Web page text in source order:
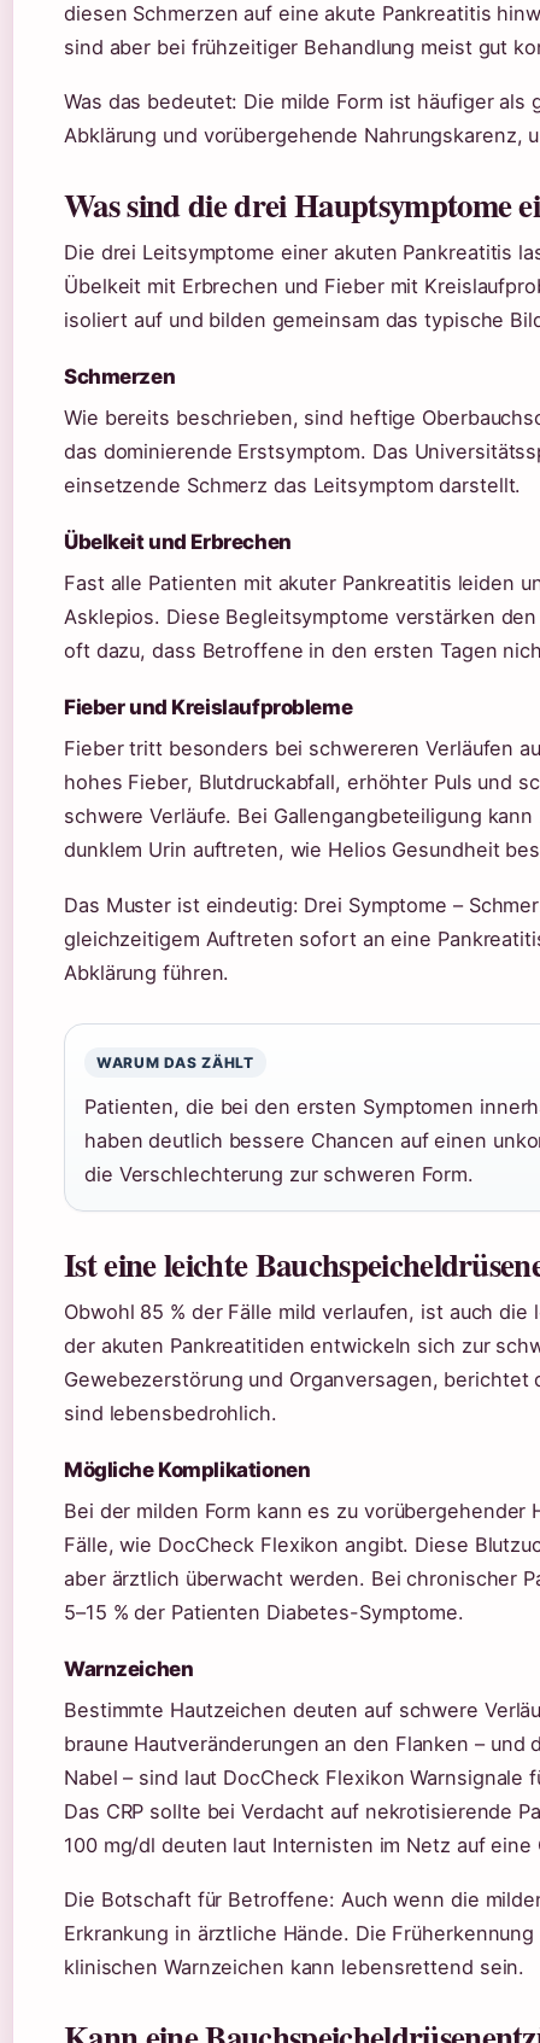
diesen Schmerzen auf eine akute Pankreatitis
sind aber bei frühzeitiger Behandlung meist gut
Was das bedeutet: Die milde Form ist häufiger
Abklärung und vorübergehende Nahrungskarenz,
Was sind die drei Hauptsymptome
Die drei Leitsymptome einer akuten Pankreatitis
Übelkeit mit Erbrechen und Fieber mit
isoliert auf und bilden gemeinsam das typische
Schmerzen
Wie bereits beschrieben, sind heftige
das dominierende Erstsymptom. Das
einsetzende Schmerz das Leitsymptom darstellt.
Übelkeit und Erbrechen
Fast alle Patienten mit akuter Pankreatitis leiden
Asklepios. Diese Begleitsymptome verstärken
oft dazu, dass Betroffene in den ersten Tagen
Fieber und Kreislaufprobleme
Fieber tritt besonders bei schwereren Verläufen
hohes Fieber, Blutdruckabfall, erhöhter Puls und
schwere Verläufe. Bei Gallengangbeteiligung
dunklem Urin auftreten, wie Helios Gesundheit
Das Muster ist eindeutig: Drei Symptome –
gleichzeitigem Auftreten sofort an eine
Abklärung führen.
WARUM DAS ZÄHLT
Patienten, die bei den ersten Symptomen
haben deutlich bessere Chancen auf einen
die Verschlechterung zur schweren Form.
Ist eine leichte
Obwohl 85 % der Fälle mild verlaufen, ist auch
der akuten Pankreatitiden entwickeln sich zur
Gewebezerstörung und Organversagen, berichtet
sind lebensbedrohlich.
Mögliche Komplikationen
Bei der milden Form kann es zu vorübergehender
Fälle, wie DocCheck Flexikon angibt. Diese
aber ärztlich überwacht werden. Bei chronischer
5–15 % der Patienten Diabetes-Symptome.
Warnzeichen
Bestimmte Hautzeichen deuten auf schwere
braune Hautveränderungen an den Flanken –
Nabel – sind laut DocCheck Flexikon
Das CRP sollte bei Verdacht auf nekrotisierende
100 mg/dl deuten laut Internisten im Netz auf
Die Botschaft für Betroffene: Auch wenn die
Erkrankung in ärztliche Hände. Die
klinischen Warnzeichen kann lebensrettend sein.